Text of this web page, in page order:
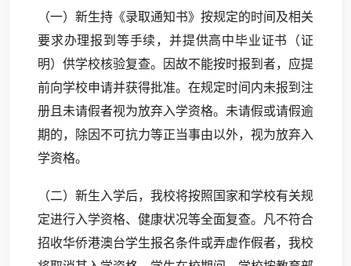
（一）新生持《录取通知书》按规定的时间及相关
要求办理报到等手续，并提供高中毕业证书（证
明）供学校核验复查。因故不能按时报到者，应提
前向学校申请并获得批准。在规定时间内未报到注
册且未请假者视为放弃入学资格。未请假或请假逾
期的，除因不可抗力等正当事由以外，视为放弃入
学资格。
（二）新生入学后，我校将按照国家和学校有关规
定进行入学资格、健康状况等全面复查。凡不符合
招收华侨港澳台学生报名条件或弄虚作假者，我校